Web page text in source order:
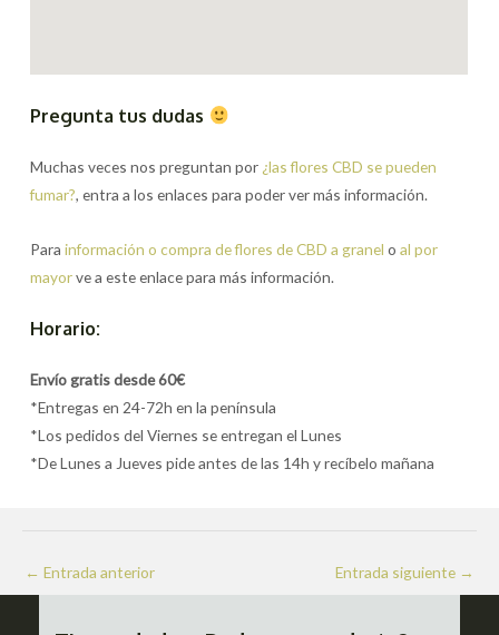
Pregunta tus dudas
Muchas veces nos preguntan por ¿las flores CBD se pueden
fumar?, entra a los enlaces para poder ver más información.
Parainformación o compra de flores de CBD a granel oal por
mayorve a este enlace para más información.
Horario:
Envío gratis desde 60€
*Entregas en 24-72h en la península
*Los pedidos del Viernes se entregan el Lunes
*De Lunes a Jueves pide antes de las 14h y recíbelo mañana
Navegación
de
← Entrada anterior Entrada siguiente →